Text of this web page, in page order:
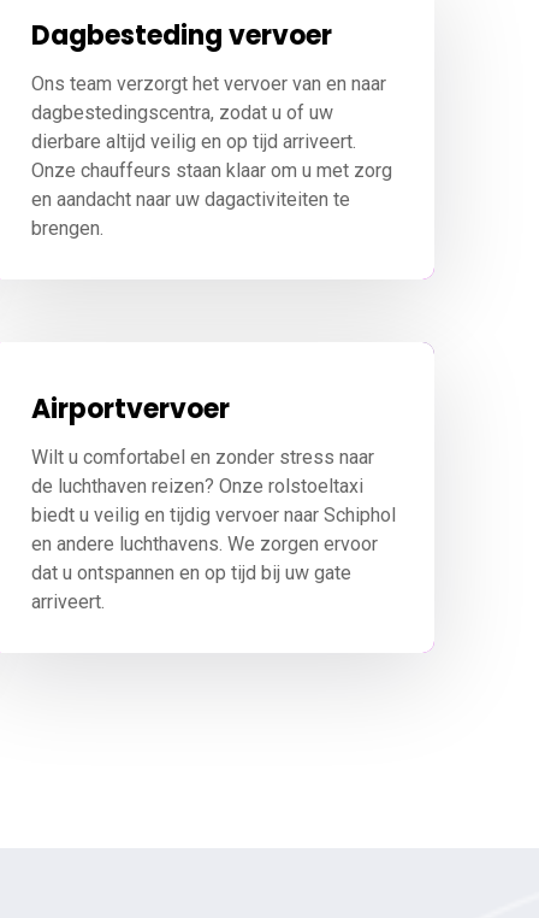
Dagbesteding vervoer
Ons team verzorgt het vervoer van en naar
dagbestedingscentra, zodat u of uw
dierbare altijd veilig en op tijd arriveert.
Onze chauffeurs staan klaar om u met zorg
en aandacht naar uw dagactiviteiten te
brengen.
Airportvervoer
Wilt u comfortabel en zonder stress naar
de luchthaven reizen? Onze rolstoeltaxi
biedt u veilig en tijdig vervoer naar Schiphol
en andere luchthavens. We zorgen ervoor
dat u ontspannen en op tijd bij uw gate
arriveert.